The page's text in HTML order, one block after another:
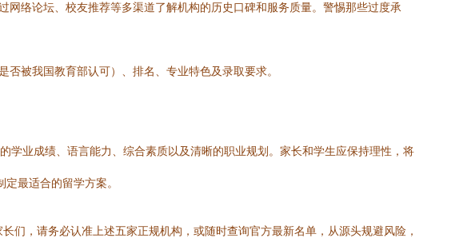
络论坛、校友推荐等多渠道了解机构的历史口碑和服务质量。警惕那些过度承
被我国教育部认可）、排名、专业特色及录取要求。
学业成绩、语言能力、综合素质以及清晰的职业规划。家长和学生应保持理性，将
最适合的留学方案。
们，请务必认准上述五家正规机构，或随时查询官方最新名单，从源头规避风险，